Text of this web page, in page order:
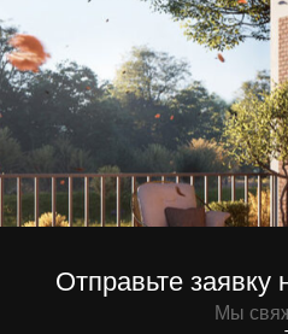
Отправьте заявку на
Мы свяжемся с
Телефона
Оставляя заявку вы даете